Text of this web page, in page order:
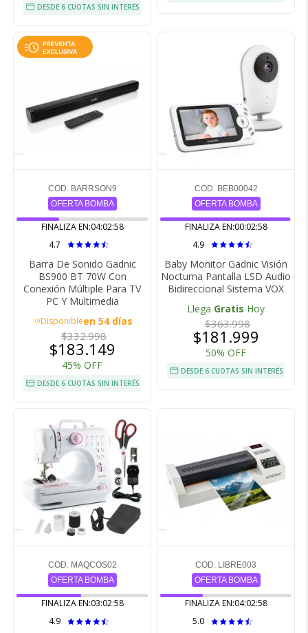
DESDE 6 CUOTAS SIN INTERÉS
COD. BARRSON9
OFERTA BOMBA
FINALIZA EN:04:02:57
4.7
Barra De Sonido Gadnic
BS900 BT 70W Con
Conexión Múltiple Para TV
PC Y Multimedia
acuteDisponibleen 54 días
$332.998
$183.149
45% OFF
DESDE 6 CUOTAS SIN INTERÉS
COD. BEB00042
OFERTA BOMBA
FINALIZA EN:00:02:57
4.9
Baby Monitor Gadnic Visión
Nocturna Pantalla LSD Audio
Bidireccional Sistema VOX
Llega Gratis Hoy
$363.998
$181.999
50% OFF
DESDE 6 CUOTAS SIN INTERÉS
COD. MAQCOS02
OFERTA BOMBA
FINALIZA EN:03:02:57
4.9
COD. LIBRE003
OFERTA BOMBA
FINALIZA EN:04:02:57
5.0